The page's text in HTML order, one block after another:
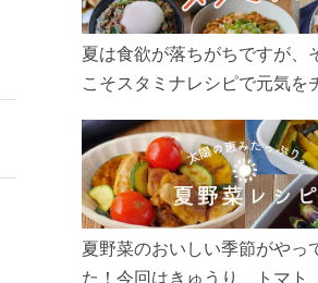
ぜひお楽しみください。
夏は食欲が落ちがちですが、
こそスタミナレシピで元気を
リ食べて、夏バテを吹き飛ば
う！
夏野菜のおいしい季節がやっ
た！今回はきゅうり、トマト